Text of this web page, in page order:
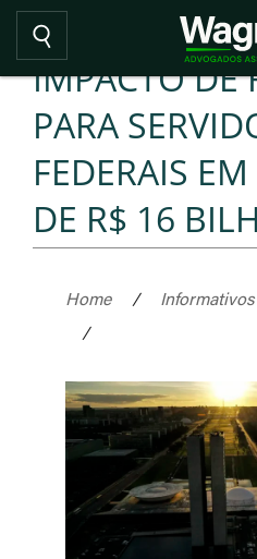
IMPACTO DE
PARA
FEDERAIS
DE R$ 16
Home / Informativos
/